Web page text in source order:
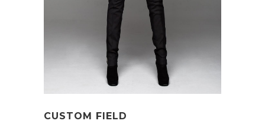
CUSTOM FIELD